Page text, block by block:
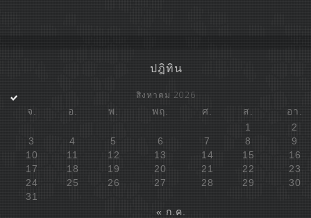
ปฎิทิน
สิงหาคม 2026
จ. อ. พ. พฤ. ศ. ส.
อา.
1
2
3
4 5 6 7 8
9
10
11 12 13 14 15
16
17
18 19 20 21 22
23
24
25 26 27 28 29
30
31
« ก.ค.